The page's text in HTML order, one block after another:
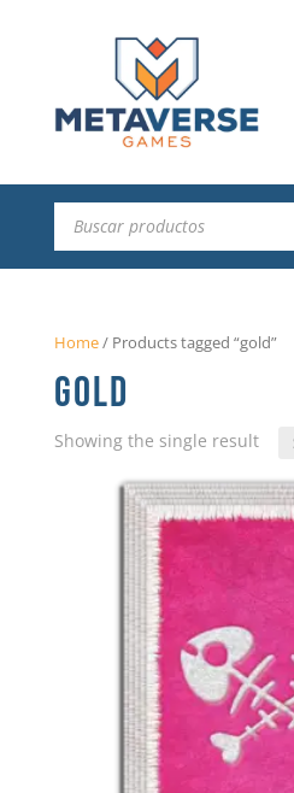
Búsqueda
productos
Home/ Products tagged “gold”
GOLD
Showing the single result